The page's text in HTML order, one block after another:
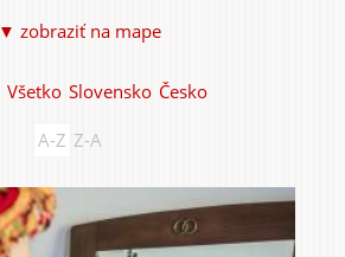
Do domu a bytu
▼ zobraziť na mape
Všetko Slovensko Česko
A-Z Z-A